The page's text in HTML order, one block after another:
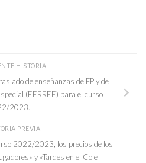
HISTORIA
de enseñanzas de FP y de
(EERREE) para el curso
2023.
PREVIA
2022/2023, los precios de los
y «Tardes en el Cole